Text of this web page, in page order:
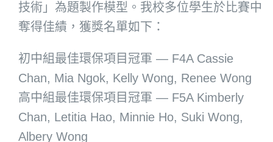
技術」為題製作模型。我校多位學生於比賽中
奪得佳績，獲獎名單如下：
初中組最佳環保項目冠軍 — F4A Cassie
Chan, Mia Ngok, Kelly Wong, Renee Wong
高中組最佳環保項目冠軍 — F5A Kimberly
Chan, Letitia Hao, Minnie Ho, Suki Wong,
Albery Wong